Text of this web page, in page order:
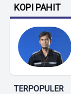
KOPI PAHIT
TERPOPULER